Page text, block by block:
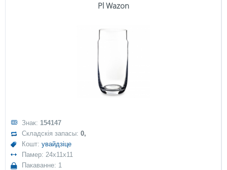
Pl Wazon
Знак: 154147
Складскія запасы:0,
Кошт:увайдзіце
Памер: 24x11x11
Пакаванне: 1